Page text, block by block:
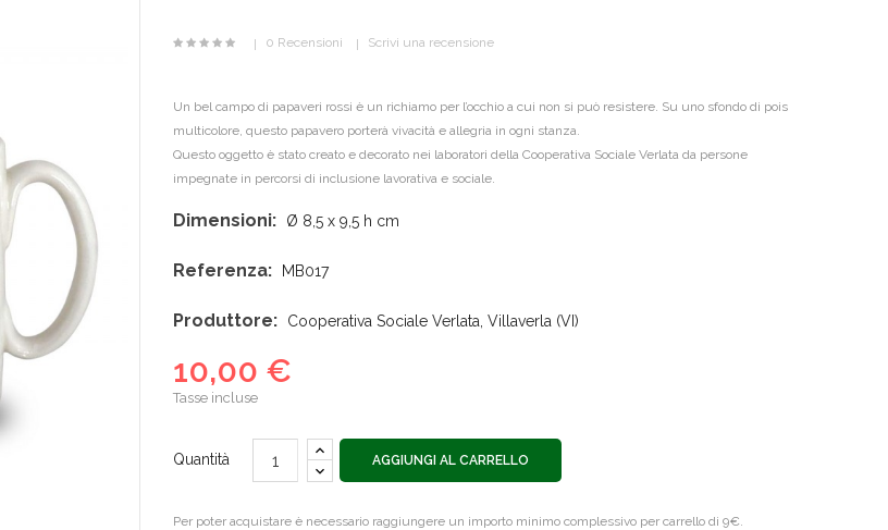
0 Recensioni Scrivi una recensione
Un bel campo di papaveri rossi è un richiamo per l’occhio a cui non si può resistere. Su uno sfondo di pois
multicolore, questo papavero porterà vivacità e allegria in ogni stanza.
Questo oggetto è stato creato e decorato nei laboratori della Cooperativa Sociale Verlata da persone
impegnate in percorsi di inclusione lavorativa e sociale.
Dimensioni: Ø 8,5 x 9,5 h cm
Referenza: MB017
Produttore: Cooperativa Sociale Verlata, Villaverla (VI)
10,00 €
Tasse incluse
Quantità AGGIUNGI AL CARRELLO
Per poter acquistare è necessario raggiungere un importo minimo complessivo per carrello di 9€.